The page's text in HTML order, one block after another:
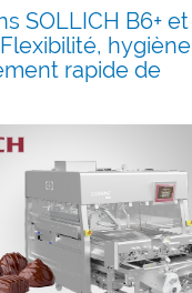
SOLLICH B6+ et
hygiène
rapide de